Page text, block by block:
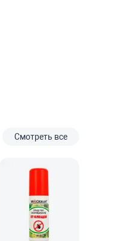
Смотреть все